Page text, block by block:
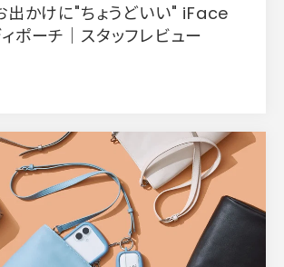
出かけに"ちょうどいい" iFace
ポーチ｜スタッフレビュー